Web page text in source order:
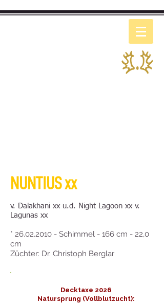
NUNTIUS xx
v. Dalakhani xx u.d. Night Lagoon xx v.
Lagunas xx
* 26.02.2010 - Schimmel - 166 cm - 22,0
cm
Züchter: Dr. Christoph Berglar
Decktaxe 2026
Natursprung (Vollblutzucht):